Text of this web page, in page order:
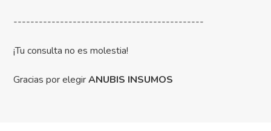
---------------------------------------------
¡Tu consulta no es molestia!
Gracias por elegirANUBIS INSUMOS